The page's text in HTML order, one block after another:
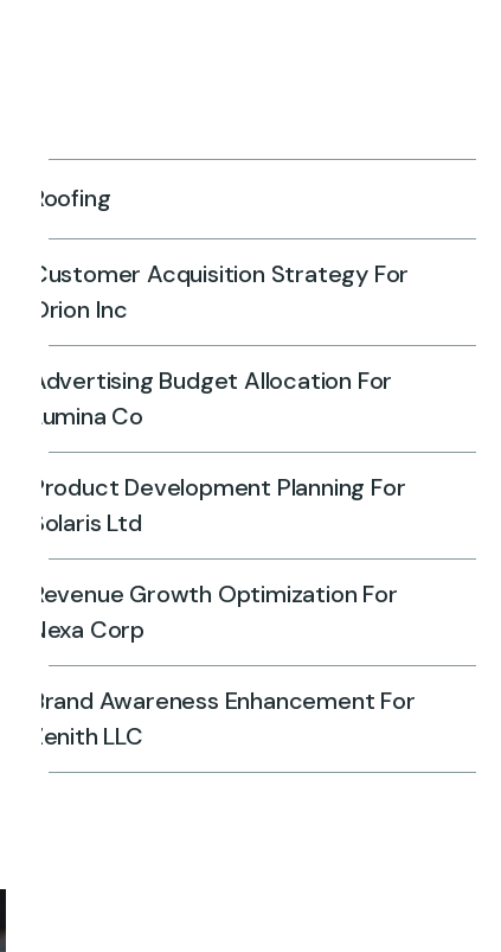
Roofing
Customer Acquisition Strategy For
Orion Inc
Advertising Budget Allocation For
Lumina Co
Product Development Planning For
Solaris Ltd
Revenue Growth Optimization For
Nexa Corp
Brand Awareness Enhancement For
Zenith LLC